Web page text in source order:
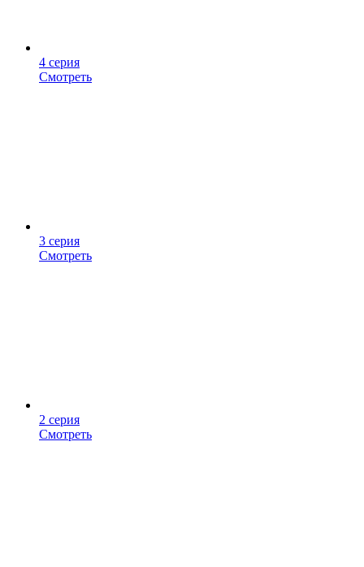
4 серия
Смотреть
3 серия
Смотреть
2 серия
Смотреть